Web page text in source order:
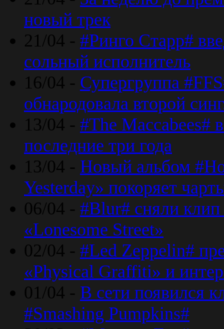
новый трек
21/04 - #Ринго Старр#
сольный исполнитель
16/04 - Супергруппа
обнародовала второй
13/04 - #The Maccabees#
последние три года
13/04 - Новый альбом
Yesterday» покоряет
06/04 - #Blur# сняли клип
«Lonesome Street»
02/04 - #Led Zeppelin#
«Physical Graffiti» и
01/04 - В сети появился
#Smashing Pumpkins#